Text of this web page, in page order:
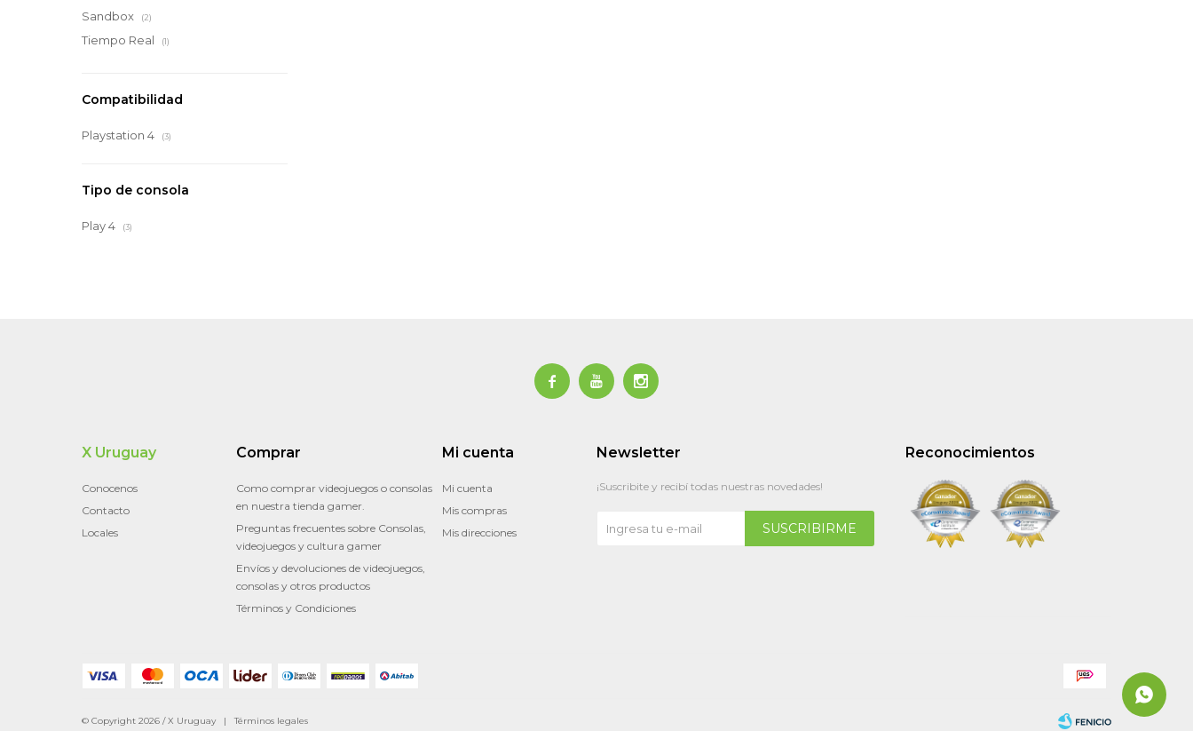
Sandbox (2)
Tiempo Real (1)
Tipo de consola
Play 4 (3)
Compatibilidad
Playstation 4 (3)
  
Reconocimientos
X Uruguay
Conocenos
Contacto
Locales
Comprar
Como comprar videojuegos o consolas
en nuestra tienda gamer.
Preguntas frecuentes sobre Consolas,
videojuegos y cultura gamer
Envíos y devoluciones de videojuegos,
consolas y otros productos
Términos y Condiciones
Mi cuenta
Mi cuenta
Mis compras
Mis direcciones
Newsletter
¡Suscribite y recibí todas nuestras novedades!
SUSCRIBIRME
© Copyright 2026 / X Uruguay |Términos legales